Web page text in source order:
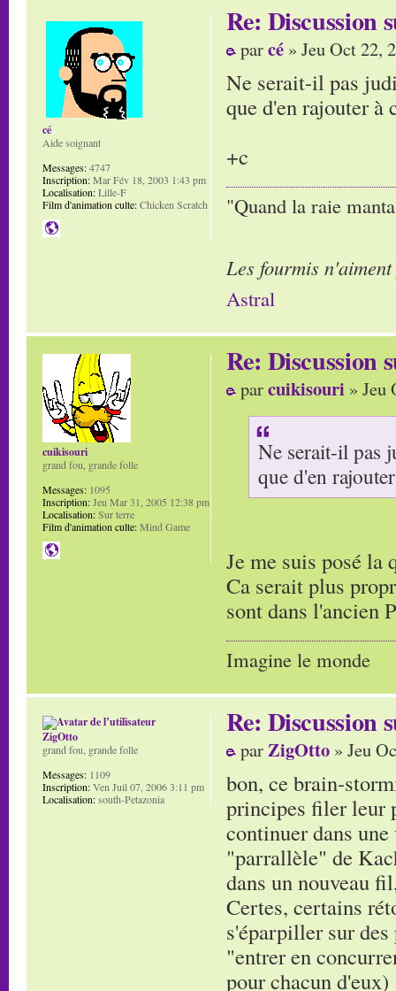
Re: Discussion
parcé » Jeu Oct 22,
Ne serait-il pas
que d'en rajouter à
+c
"Quand la raie
Les fourmis
Astral
cé
Aide soignant
Messages:4747
Inscription:Mar Fév 18, 2003 1:43 pm
Localisation:Lille-F
Film d'animation culte:Chicken Scratch
Re: Discussion
parcuikisouri » Jeu
Ne serait-il pas
que d'en
Je me suis posé la
Ca serait plus
sont dans l'ancien
Imagine le monde
cuikisouri
grand fou, grande folle
Messages: 1095
Inscription:Jeu Mar 31, 2005 12:38 pm
Localisation:Sur terre
Film d'animation culte:Mind Game
Re: Discussion
parZigOtto » Jeu
bon, ce brain-
principes filer leur
continuer dans
"parrallèle" de
dans un nouveau
Certes, certains
s'éparpiller sur
"entrer en
pour chacun
ZigOtto
grand fou, grande folle
Messages: 1109
Inscription:Ven Juil 07, 2006 3:11 pm
Localisation:south-Petazonia